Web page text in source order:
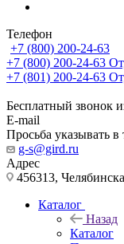
Телефон
+7 (800) 200-24-63
+7 (800) 200-24-63
+7 (801) 200-24-63
Бесплатный звонок
E-mail
Просьба указывать
g-s@gird.ru
Адрес
456313,
Каталог
Назад
Каталог